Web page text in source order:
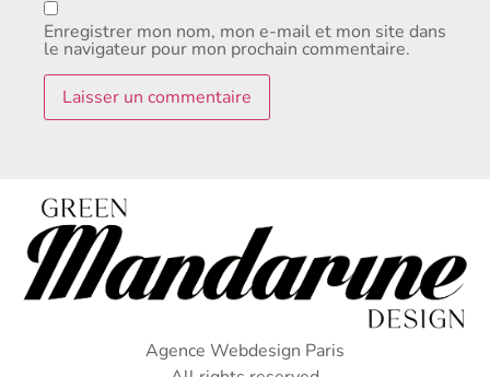
Enregistrer mon nom, mon e-mail et mon site dans
le navigateur pour mon prochain commentaire.
Agence Webdesign Paris